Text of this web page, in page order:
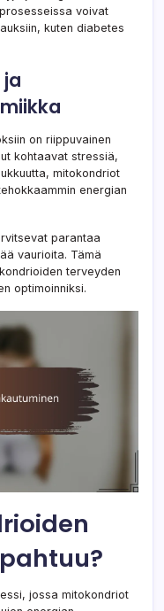
voivat
kuten diabetes
on riippuvainen
kohtaavat stressiä,
mitokondriot
energian
parantaa
vaurioita. Tämä
terveyden
optimoinniksi.
jossa mitokondriot